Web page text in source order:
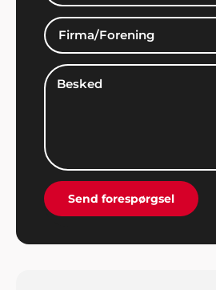
Send forespørgsel
jer i Showbizz Danmark".
Edith Knudsen, Bramming